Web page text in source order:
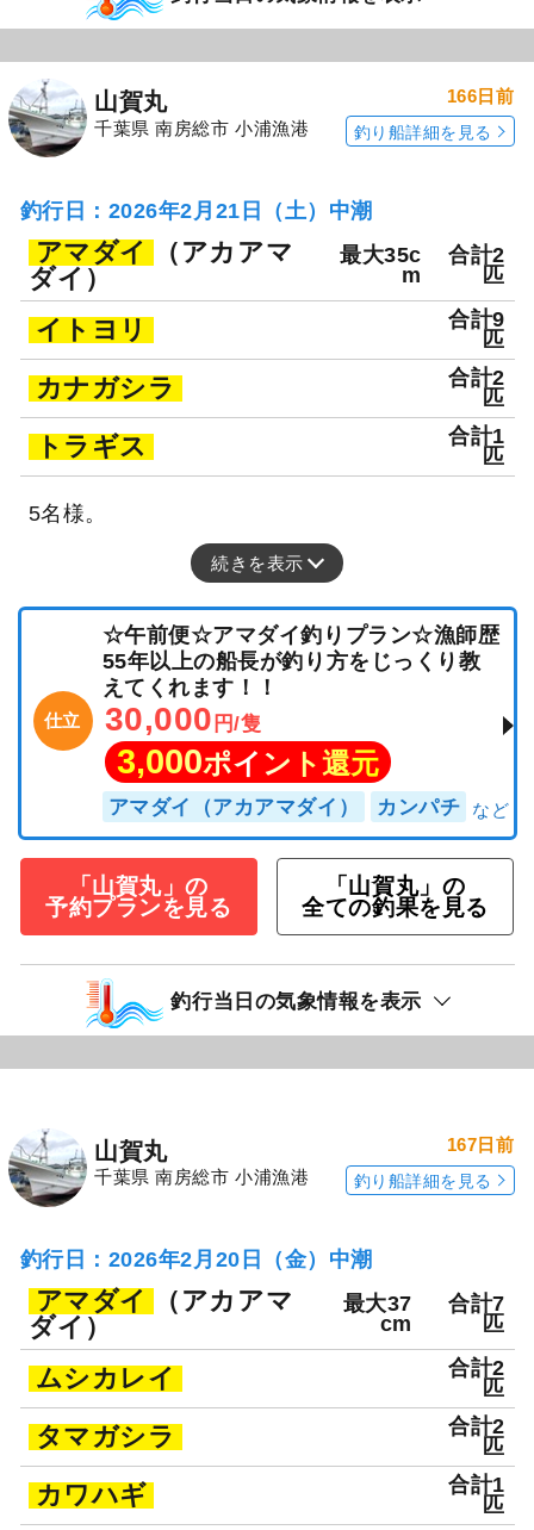
山賀丸
千葉県 南房総市 小浦漁港
166日前
釣り船詳細を見る
釣行日：2026年2月21日（土）中潮
アマダイ
（アカアマ
ダイ）
最大35c
m
合計2
匹
イトヨリ
合計9
匹
カナガシラ
合計2
匹
トラギス
合計1
匹
5名様。
続きを表示
仕立
☆午前便☆アマダイ釣りプラン☆漁師歴
55年以上の船長が釣り方をじっくり教
えてくれます！！
30,000 円/隻
3,000ポイント還元
アマダイ（アカアマダイ） カンパチ
「山賀丸」の
予約プランを見る
「山賀丸」の
全ての釣果を見る
釣行当日の気象情報を表示
山賀丸
千葉県 南房総市 小浦漁港
167日前
釣り船詳細を見る
釣行日：2026年2月20日（金）中潮
アマダイ
（アカアマ
ダイ）
最大37
cm
合計7
匹
ムシカレイ
合計2
匹
タマガシラ
合計2
匹
カワハギ
合計1
匹